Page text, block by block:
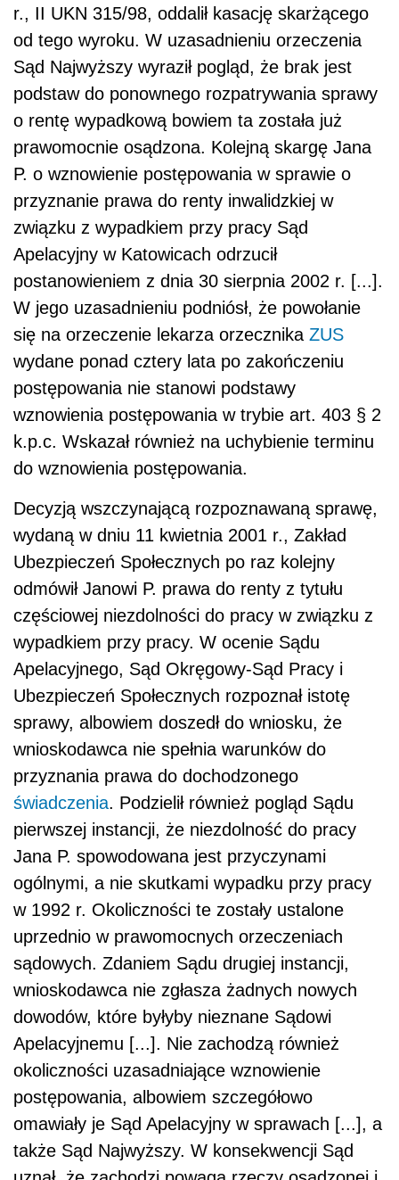
r., II UKN 315/98, oddalił kasację skarżącego
od tego wyroku. W uzasadnieniu orzeczenia
Sąd Najwyższy wyraził pogląd, że brak jest
podstaw do ponownego rozpatrywania sprawy
o rentę wypadkową bowiem ta została już
prawomocnie osądzona. Kolejną skargę Jana
P. o wznowienie postępowania w sprawie o
przyznanie prawa do renty inwalidzkiej w
związku z wypadkiem przy pracy Sąd
Apelacyjny w Katowicach odrzucił
postanowieniem z dnia 30 sierpnia 2002 r. [...].
W jego uzasadnieniu podniósł, że powołanie
się na orzeczenie lekarza orzecznika ZUS
wydane ponad cztery lata po zakończeniu
postępowania nie stanowi podstawy
wznowienia postępowania w trybie art. 403 § 2
k.p.c. Wskazał również na uchybienie terminu
do wznowienia postępowania.
Decyzją wszczynającą rozpoznawaną sprawę,
wydaną w dniu 11 kwietnia 2001 r., Zakład
Ubezpieczeń Społecznych po raz kolejny
odmówił Janowi P. prawa do renty z tytułu
częściowej niezdolności do pracy w związku z
wypadkiem przy pracy. W ocenie Sądu
Apelacyjnego, Sąd Okręgowy-Sąd Pracy i
Ubezpieczeń Społecznych rozpoznał istotę
sprawy, albowiem doszedł do wniosku, że
wnioskodawca nie spełnia warunków do
przyznania prawa do dochodzonego
świadczenia. Podzielił również pogląd Sądu
pierwszej instancji, że niezdolność do pracy
Jana P. spowodowana jest przyczynami
ogólnymi, a nie skutkami wypadku przy pracy
w 1992 r. Okoliczności te zostały ustalone
uprzednio w prawomocnych orzeczeniach
sądowych. Zdaniem Sądu drugiej instancji,
wnioskodawca nie zgłasza żadnych nowych
dowodów, które byłyby nieznane Sądowi
Apelacyjnemu [...]. Nie zachodzą również
okoliczności uzasadniające wznowienie
postępowania, albowiem szczegółowo
omawiały je Sąd Apelacyjny w sprawach [...], a
także Sąd Najwyższy. W konsekwencji Sąd